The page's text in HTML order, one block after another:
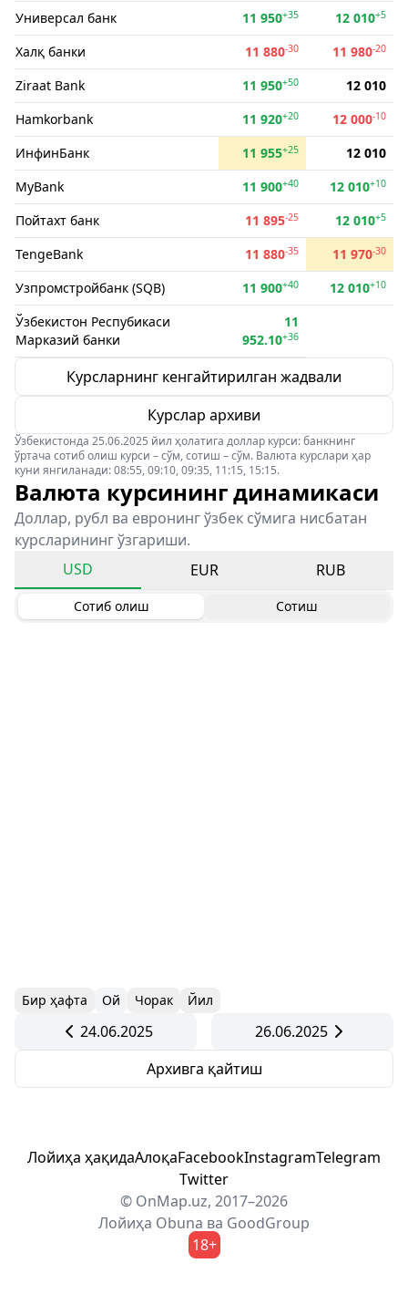
Универсал банк
11 950+35 12 010+5
Халқ банки 11 880-30 11 980-20
Ziraat Bank 11 950+50
12 010
Hamkorbank
11 920+20 12 000-10
ИнфинБанк 11 955+25
12 010
MyBank
11 900+40 12 010+10
Пойтахт банк 11 895-25 12 010+5
TengeBank 11 880-35 11 970-30
Узпромстройбанк (SQB) 11 900+40 12 010+10
Ўзбекистон Респубикаси
Марказий банки
11
952.10+36
Курсларнинг кенгайтирилган жадвали
Курслар архиви
Ўзбекистонда 25.06.2025 йил ҳолатига доллар курси: банкнинг
ўртача сотиб олиш курси – сўм, сотиш – сўм. Валюта курслари ҳар
куни янгиланади: 08:55, 09:10, 09:35, 11:15, 15:15.
Валюта курсининг динамикаси
Доллар, рубл ва евронинг ўзбек сўмига нисбатан
курсларининг ўзгариши.
USD
EUR RUB
Сотиб олиш Сотиш
Бир ҳафта Ой Чорак Йил
24.06.2025
26.06.2025
Архивга қайтиш
Лойиҳа ҳақидаАлоқаFacebookInstagramTelegram
Twitter
© OnMap.uz, 2017–2026
Лойиҳа Obuna ва GoodGroup
18+